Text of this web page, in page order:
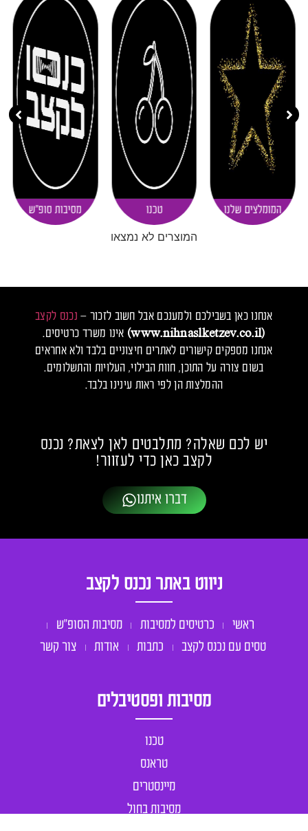
המומלצים שלנו טכנו מסיבות סופ"ש
המוצרים לא נמצאו
אנחנו כאן בשבילכם ולמענכם אבל חשוב לזכור – נכנס לקצב
(www.nihnaslketzev.co.il)
אינו משרד כרטיסים.
אנחנו מספקים קישורים לאתרים חיצוניים בלבד ולא אחראים
בשום צורה על התוכן, חוות הבילוי, העלויות והתשלומים.
ההמלצות הן לפי ראות עינינו בלבד.
יש לכם שאלה? מתלבטים לאן לצאת? נכנס
לקצב כאן כדי לעזוור!
דברו איתנו
מסיבות ופסטיבלים
טכנו
טראנס
מיינסטרים
מסיבות בחול
ניווט באתר נכנס לקצב
ראשי כרטיסים למסיבות
מסיבות הסופ״ש
טסים עם נכנס לקצב
כתבות אודות צור קשר